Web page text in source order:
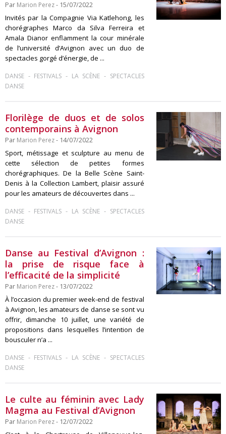
Par Marion Perez- 15/07/2022
Invités par la Compagnie Via Katlehong, les
chorégraphes Marco da Silva Ferreira et
Amala Dianor enflamment la cour minérale
de l’université d’Avignon avec un duo de
spectacles gorgé d’énergie, de ...
DANSE - FESTIVALS - LA SCÈNE - SPECTACLES
DANSE
Florilège de duos et de solos
contemporains à Avignon
Par Marion Perez- 14/07/2022
Sport, métissage et sculpture au menu de
cette sélection de petites formes
chorégraphiques. De la Belle Scène Saint-
Denis à la Collection Lambert, plaisir assuré
pour les amateurs de découvertes dans ...
DANSE - FESTIVALS - LA SCÈNE - SPECTACLES
DANSE
Danse au Festival d’Avignon :
la prise de risque face à
l’efficacité de la simplicité
Par Marion Perez- 13/07/2022
À l’occasion du premier week-end de festival
à Avignon, les amateurs de danse se sont vu
offrir, dimanche 10 juillet, une variété de
propositions dans lesquelles l’intention de
bousculer n’a ...
DANSE - FESTIVALS - LA SCÈNE - SPECTACLES
DANSE
Le culte au féminin avec Lady
Magma au Festival d’Avignon
Par Marion Perez- 12/07/2022